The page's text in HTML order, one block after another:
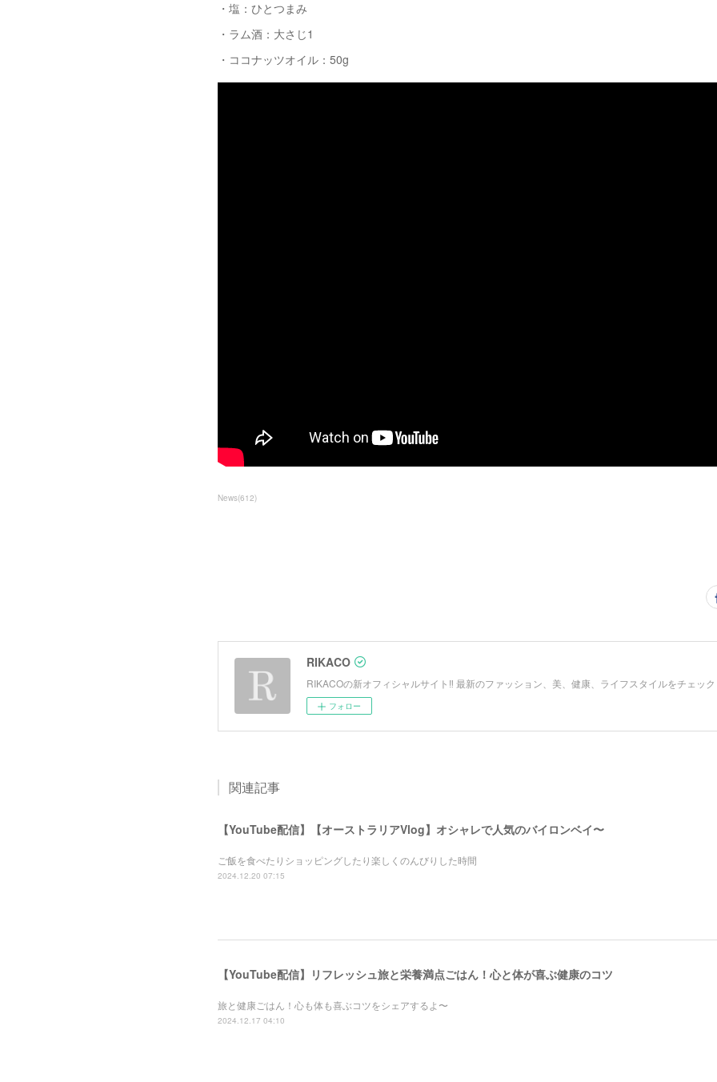
・塩：ひとつまみ
・ラム酒：大さじ1
・ココナッツオイル：50g
News(612)
RIKACO
RIKACOの新オフィシャルサイト‼︎ 最新のファッション、美、健康、ライフスタイルをチェッ
フォロー
関連記事
【YouTube配信】【オーストラリアVlog】オシャレで人気のバイロンベイ〜
ご飯を食べたりショッピングしたり楽しくのんびりした時間
2024.12.20 07:15
【YouTube配信】リフレッシュ旅と栄養満点ごはん！心と体が喜ぶ健康のコツ
旅と健康ごはん！心も体も喜ぶコツをシェアするよ〜
2024.12.17 04:10